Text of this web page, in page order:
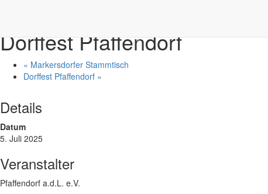
Dorffest Pfaffendorf
« Markersdorfer Stammtisch
Dorffest Pfaffendorf »
Details
Datum
5. Juli 2025
Veranstalter
Pfaffendorf a.d.L. e.V.